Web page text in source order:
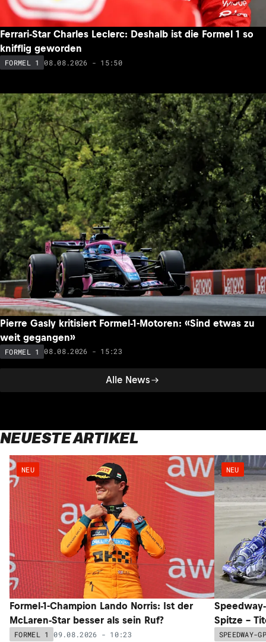
Alle News
Ferrari-Star Charles Leclerc: Deshalb ist die Formel 1 so
knifflig geworden
FORMEL 1 08.08.2026 - 15:50
Pierre Gasly kritisiert Formel-1-Motoren: «Sind etwas zu
weit gegangen»
FORMEL 1 08.08.2026 - 15:23
NEUESTE ARTIKEL
NEU
Formel-1-Champion Lando Norris: Ist der
McLaren-Star besser als sein Ruf?
FORMEL 1 09.08.2026 - 10:23
NEU
Spitze –
SPEEDWAY-GP